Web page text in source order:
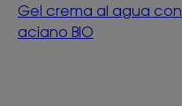
Gel crema al agua con
aciano BIO